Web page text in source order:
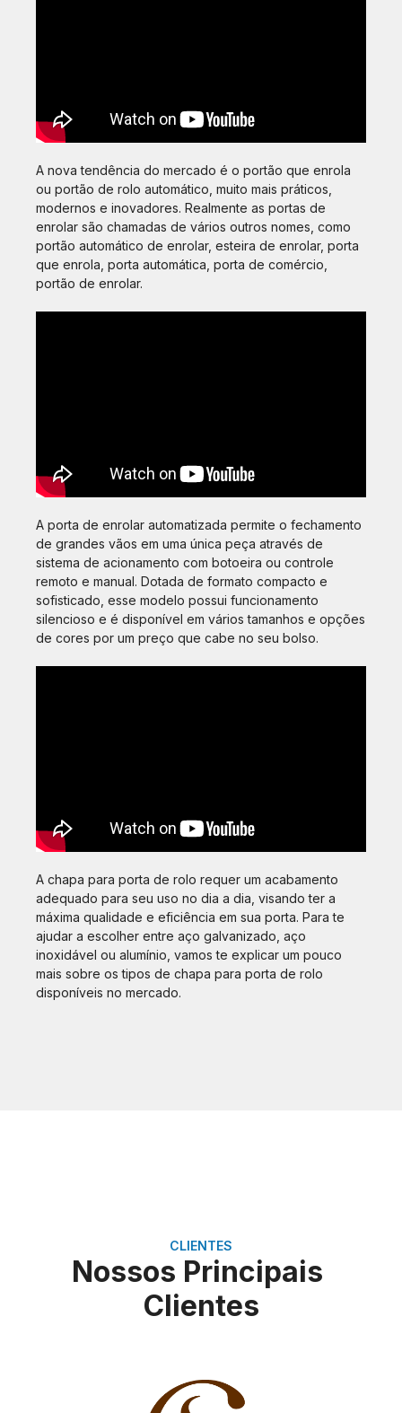
A nova tendência do mercado é o portão que enrola
ou portão de rolo automático, muito mais práticos,
modernos e inovadores. Realmente as portas de
enrolar são chamadas de vários outros nomes, como
portão automático de enrolar, esteira de enrolar, porta
que enrola, porta automática, porta de comércio,
portão de enrolar.
A porta de enrolar automatizada permite o fechamento
de grandes vãos em uma única peça através de
sistema de acionamento com botoeira ou controle
remoto e manual. Dotada de formato compacto e
sofisticado, esse modelo possui funcionamento
silencioso e é disponível em vários tamanhos e opções
de cores por um preço que cabe no seu bolso.
A chapa para porta de rolo requer um acabamento
adequado para seu uso no dia a dia, visando ter a
máxima qualidade e eficiência em sua porta. Para te
ajudar a escolher entre aço galvanizado, aço
inoxidável ou alumínio, vamos te explicar um pouco
mais sobre os tipos de chapa para porta de rolo
disponíveis no mercado.
CLIENTES
Nossos Principais
Clientes